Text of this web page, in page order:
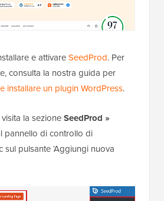
e attivareSeedProd. Per
consulta la nostra guida per
installare un plugin WordPress.
la sezioneSeedProd »
pannello di controllo di
sul pulsante ‘Aggiungi nuova